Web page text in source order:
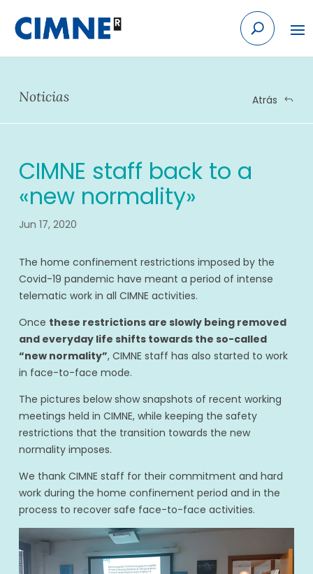
content
Noticias Atrás
CIMNE staff back to a
«new normality»
Jun 17, 2020
The home confinement restrictions imposed by the
Covid-19 pandemic have meant a period of intense
telematic work in all CIMNE activities.
Once these restrictions are slowly being removed
and everyday life shifts towards the so-called
“new normality”, CIMNE staff has also started to work
in face-to-face mode.
The pictures below show snapshots of recent working
meetings held in CIMNE, while keeping the safety
restrictions that the transition towards the new
normality imposes.
We thank CIMNE staff for their commitment and hard
work during the home confinement period and in the
process to recover safe face-to-face activities.